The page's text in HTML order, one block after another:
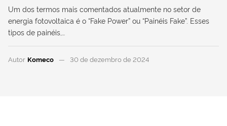
Um dos termos mais comentados atualmente no setor de
energia fotovoltaica é o “Fake Power” ou “Painéis Fake”. Esses
tipos de painéis,…
Autor Komeco 30 de dezembro de 2024